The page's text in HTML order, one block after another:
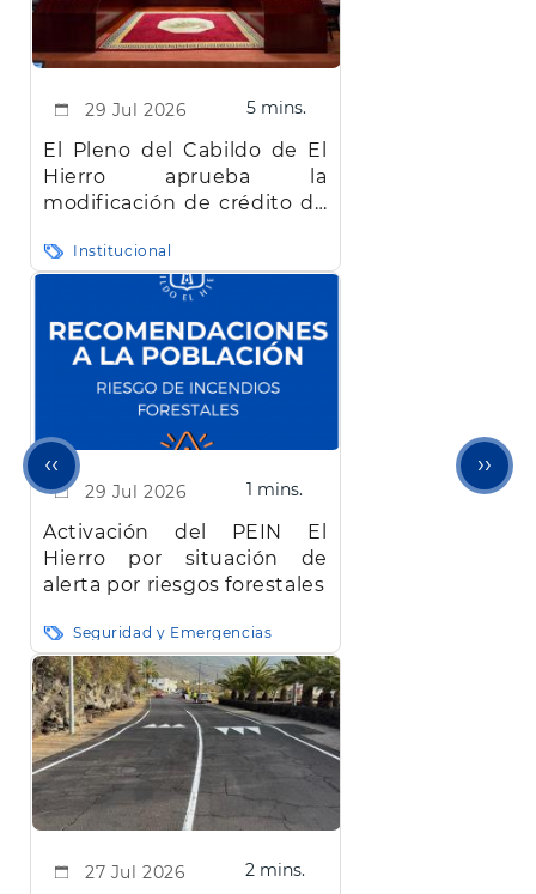
29 Jul 2026 5 mins.
El Pleno del Cabildo de El
Hierro aprueba la
modificación de crédito de
euros bloqueada desde
abril
Institucional
29 Jul 2026 1 mins.
Activación del PEIN El
Hierro por situación de
alerta por riesgos forestales
Seguridad y Emergencias
27 Jul 2026 2 mins.
Página
anterior
‹‹ ››